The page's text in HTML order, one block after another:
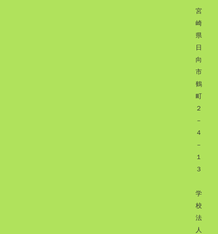
宮
崎
県
日
向
市
鶴
町
２
－
４
－
１
３
学
校
法
人